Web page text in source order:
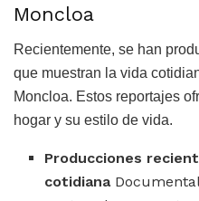
Moncloa
Recientemente, se han
que muestran la vida
Moncloa. Estos reportajes
hogar y su estilo de vida.
Producciones
cotidiana